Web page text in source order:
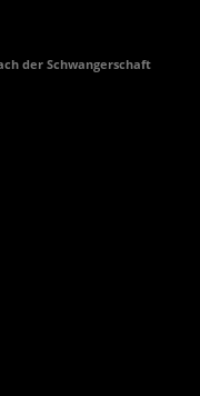
der Schwangerschaft